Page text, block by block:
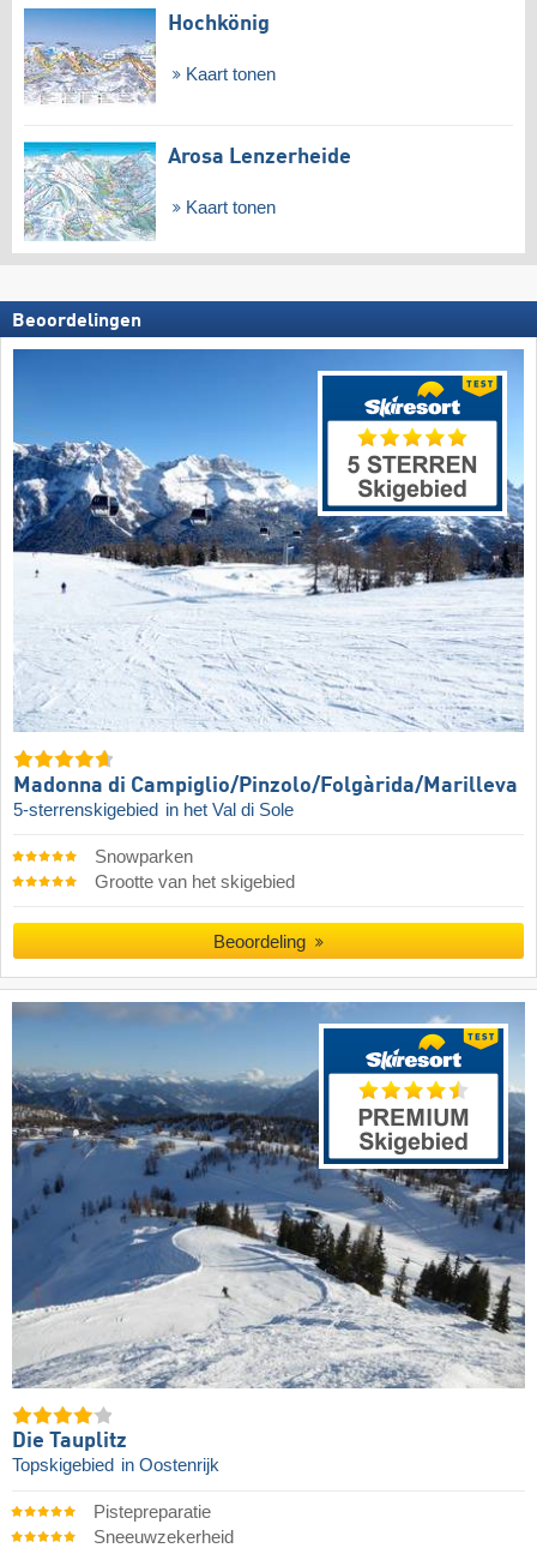
Hochkönig
Kaart tonen
Arosa Lenzerheide
Kaart tonen
Beoordelingen
Madonna di Campiglio/​Pinzolo/​Folgàrida/​Marilleva
5-sterrenskigebied in het Val di Sole
Snowparken
Grootte van het skigebied
Beoordeling
Die Tauplitz
Topskigebied in Oostenrijk
Pistepreparatie
Sneeuwzekerheid